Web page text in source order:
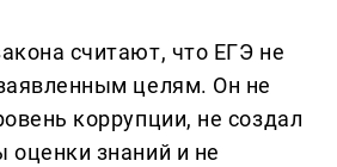
считают, что ЕГЭ не
целям. Он не
коррупции, не создал
оценки знаний и не